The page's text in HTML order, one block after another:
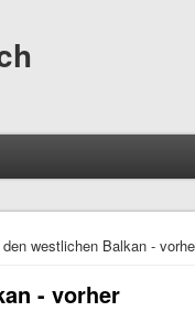
westlichen Balkan -
- vorher